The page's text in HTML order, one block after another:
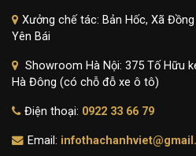
Xưởng chế tác: Bản Hốc, Xã
Yên Bái
Showroom Hà Nội: 375 Tố Hữu
Hà Đông (có chỗ đỗ xe ô tô)
Điện thoại: 0922 33 66 79
Email: